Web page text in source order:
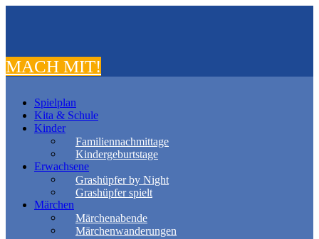
MACH MIT!
Spielplan
Kita & Schule
Kinder
Familiennachmittage
Kindergeburtstage
Erwachsene
Grashüpfer by Night
Grashüpfer spielt
Märchen
Märchenabende
Märchenwanderungen